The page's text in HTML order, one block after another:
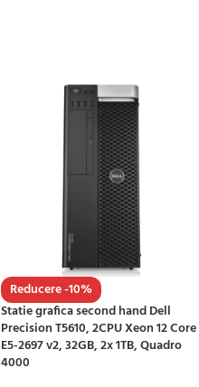
Reducere -10%
Statie grafica second hand Dell
Precision T5610, 2CPU Xeon 12 Core
E5-2697 v2, 32GB, 2x 1TB, Quadro
4000